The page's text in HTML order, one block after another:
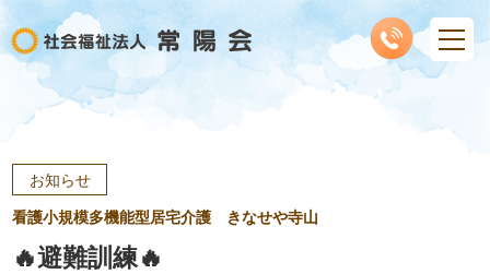
お知らせ
看護小規模多機能型居宅介護 きなせや寺山
🔥避難訓練🔥